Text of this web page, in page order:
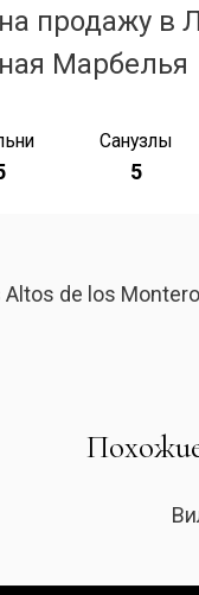
продажу в
Марбелья
Санузлы
5
Altos de los